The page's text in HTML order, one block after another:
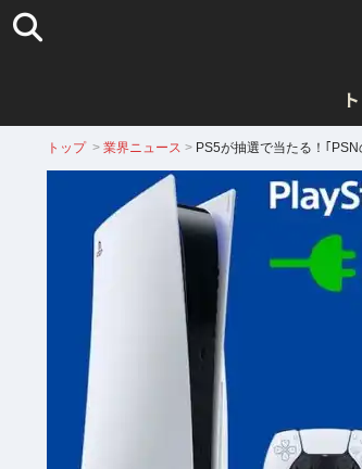
トップ > 業界ニュース > PS5が抽選で当たる！｢